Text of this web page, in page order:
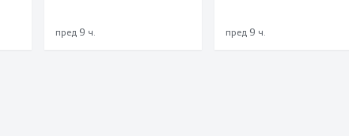
пред 9 ч.
струјата
пред 9 ч.